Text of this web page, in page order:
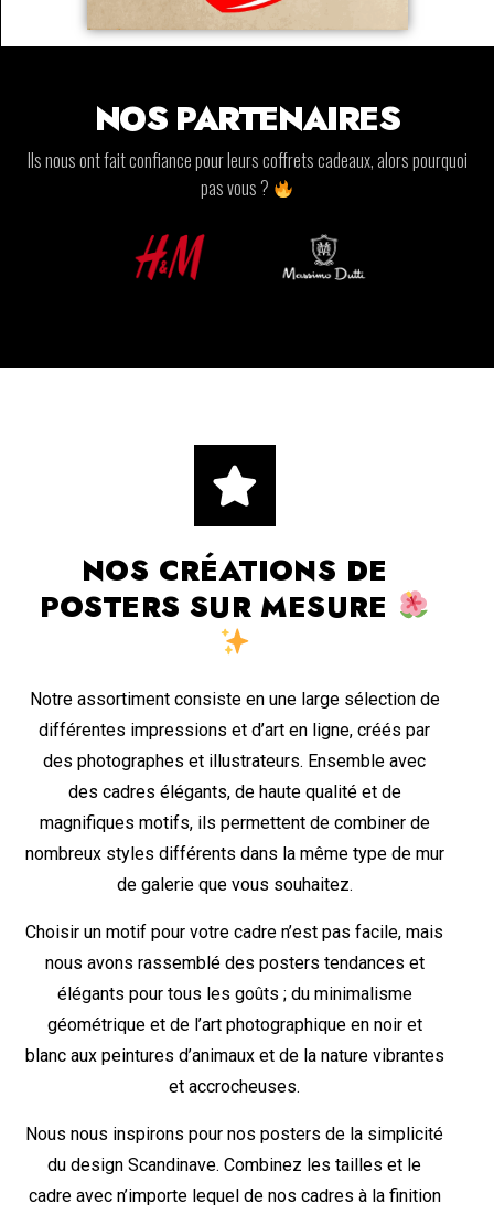
NOS PARTENAIRES
Ils nous ont fait confiance pour leurs coffrets cadeaux, alors pourquoi
pas vous ?
NOS CRÉATIONS DE
POSTERS SUR MESURE
Notre assortiment consiste en une large sélection de
différentes impressions et d’art en ligne, créés par
des photographes et illustrateurs. Ensemble avec
des cadres élégants, de haute qualité et de
magnifiques motifs, ils permettent de combiner de
nombreux styles différents dans la même type de mur
de galerie que vous souhaitez.
Choisir un motif pour votre cadre n’est pas facile, mais
nous avons rassemblé des posters tendances et
élégants pour tous les goûts ; du minimalisme
géométrique et de l’art photographique en noir et
blanc aux peintures d’animaux et de la nature vibrantes
et accrocheuses.
Nous nous inspirons pour nos posters de la simplicité
du design Scandinave. Combinez les tailles et le
cadre avec n’importe lequel de nos cadres à la finition